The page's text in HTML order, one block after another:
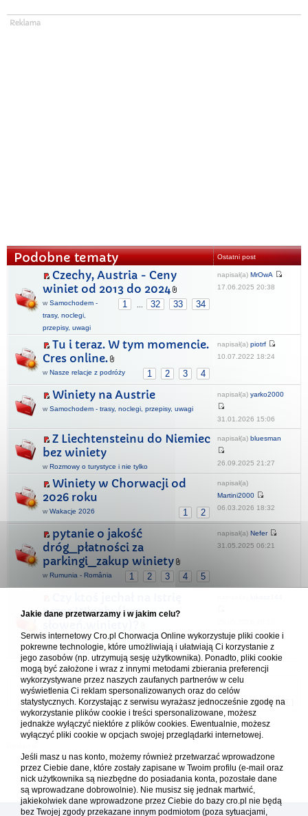
Podobne tematy Ostatni post
Czechy, Austria - Ceny
winiet od 2013 do 2024
1 32 33 34
w Samochodem -
trasy, noclegi,
przepisy, uwagi
napisał(a) MrOwA
17.06.2025 20:38
Tu i teraz. W tym momencie.
Cres online.
1 2 3 4
w Nasze relacje z podróży
napisał(a) piotrf
10.07.2022 18:24
Winiety na Austrie
w Samochodem - trasy, noclegi, przepisy, uwagi
napisał(a) yarko2000
31.01.2026 15:06
Z Liechtensteinu do Niemiec
bez winiety
w Rozmowy o turystyce i nie tylko
napisał(a) bluesman
26.09.2025 21:27
Winiety w Chorwacji od
2026 roku
1 2
w Wakacje 2026
napisał(a)
Martini2000
06.03.2026 18:32
pytanie o jakość
dróg_płatności za
parkingi_zakup winiety
1 2 3 4 5
w Rumunia - România
napisał(a) Nefer
31.05.2025 06:21
przez Włochy(bez
1 2 3
wSamochodem - trasy, noclegi,
przepisy, uwagi
Forum Chorwacja Online - Cro.pl
Usuń ciasteczka• Strefa czasowa: UTC + 1 (Polska - czas zimowy) [ DST
Jakie dane przetwarzamy i w jakim celu?
Serwis internetowy Cro.pl Chorwacja Online wykorzystuje pliki cookie i
pokrewne technologie, które umożliwiają i ułatwiają Ci korzystanie z
jego zasobów (np. utrzymują sesję użytkownika). Ponadto, pliki cookie
mogą być założone i wraz z innymi metodami zbierania preferencji
wykorzystywane przez naszych zaufanych partnerów w celu
wyświetlenia Ci reklam spersonalizowanych oraz do celów
statystycznych. Korzystając z serwisu wyrażasz jednocześnie zgodę na
wykorzystanie plików cookie i treści spersonalizowane, możesz
jednakże wyłączyć niektóre z plików cookies. Ewentualnie, możesz
wyłączyć pliki cookie w opcjach swojej przeglądarki internetowej.
Jeśli masz u nas konto, możemy również przetwarzać wprowadzone
przez Ciebie dane, które zostały zapisane w Twoim profilu (e-mail oraz
nick użytkownika są niezbędne do posiadania konta, pozostałe dane
są wprowadzane dobrowolnie). Nie musisz się jednak martwić,
jakiekolwiek dane wprowadzone przez Ciebie do bazy cro.pl nie będą
bez Twojej zgody przekazane innym podmiotom (poza sytuacjami,